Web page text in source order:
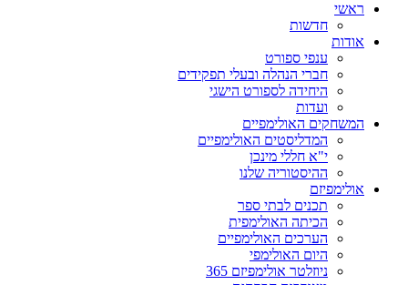
ראשי
חדשות
אודות
ענפי ספורט
חברי הנהלה ובעלי תפקידים
היחידה לספורט הישגי
ועדות
המשחקים האולימפיים
המדליסטים האולימפיים
י"א חללי מינכן
ההיסטוריה שלנו
אולימפיזם
תכנים לבתי ספר
הכיתה האולימפית
הערכים האולימפיים
היום האולימפי
ניוזלטר אולימפיזם 365